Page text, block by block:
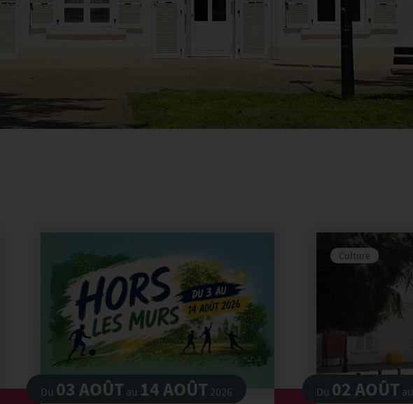
Du 03 AOÛT au 14 AOÛT 2026
Culture
Du 02 AOÛT au